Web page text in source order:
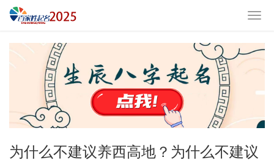
为什么不建议养西高地？为什么不建议